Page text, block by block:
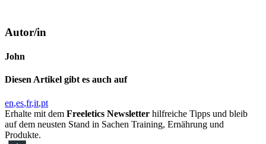
Autor/in
John
Diesen Artikel gibt es auch auf
en es fr it pt
Erhalte mit dem Freeletics Newsletter hilfreiche Tipps und bleib
auf dem neusten Stand in Sachen Training, Ernährung und
Produkte.